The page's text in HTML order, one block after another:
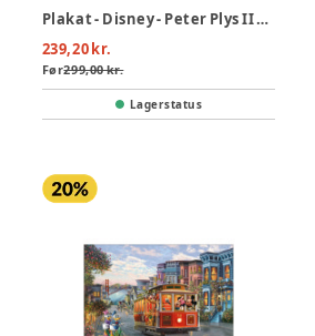
Plakat - Disney - Peter Plys II 30x40
239,20 kr.
Før299,00 kr.
Lagerstatus